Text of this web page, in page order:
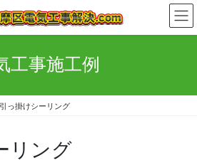
工事施工例
引っ掛けシーリング
リング